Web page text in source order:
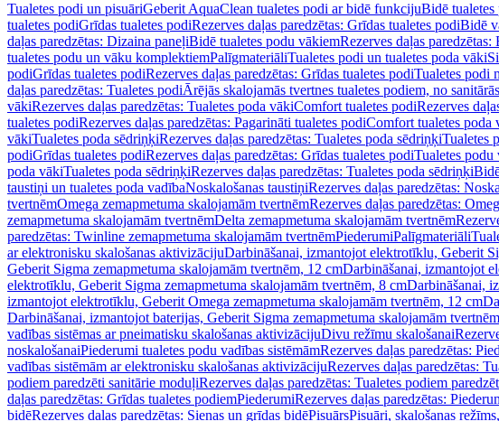
Tualetes podi un pisuāriGeberit AquaClean tualetes podi ar bidē funkcijuBidē
tualetes podiGrīdas tualetes podiRezerves daļas paredzētas: Grīdas tualetes podiBidē
daļas paredzētas: Dizaina paneļiBidē tualetes podu vākiemRezerves daļas
tualetes podu un vāku komplektiemPalīgmateriāliTualetes podi un tualetes poda vāki
podiGrīdas tualetes podiRezerves daļas paredzētas: Grīdas tualetes podiTualetes podi
daļas paredzētas: Tualetes podiĀrējās skalojamās tvertnes tualetes podiem, no
vākiRezerves daļas paredzētas: Tualetes poda vākiComfort tualetes podiRezerves
tualetes podiRezerves daļas paredzētas: Pagarināti tualetes podiComfort tualetes poda
vākiTualetes poda sēdriņķiRezerves daļas paredzētas: Tualetes poda sēdriņķiTualetes
podiGrīdas tualetes podiRezerves daļas paredzētas: Grīdas tualetes podiTualetes
poda vākiTualetes poda sēdriņķiRezerves daļas paredzētas: Tualetes poda sēdriņķi
taustiņi un tualetes poda vadībaNoskalošanas taustiņiRezerves daļas paredzētas:
tvertnēmOmega zemapmetuma skalojamām tvertnēmRezerves daļas paredzētas:
zemapmetuma skalojamām tvertnēmDelta zemapmetuma skalojamām tvertnēm
paredzētas: Twinline zemapmetuma skalojamām tvertnēmPiederumiPalīgmateriāli
ar elektronisku skalošanas aktivizācijuDarbināšanai, izmantojot elektrotīklu, Geberit
Geberit Sigma zemapmetuma skalojamām tvertnēm, 12 cmDarbināšanai, izmantojot
elektrotīklu, Geberit Sigma zemapmetuma skalojamām tvertnēm, 8 cmDarbināšanai,
izmantojot elektrotīklu, Geberit Omega zemapmetuma skalojamām tvertnēm, 12 cm
Darbināšanai, izmantojot baterijas, Geberit Sigma zemapmetuma skalojamām
vadības sistēmas ar pneimatisku skalošanas aktivizācijuDivu režīmu skalošanai
noskalošanaiPiederumi tualetes podu vadības sistēmāmRezerves daļas paredzētas:
vadības sistēmām ar elektronisku skalošanas aktivizācijuRezerves daļas paredzētas:
podiem paredzēti sanitārie moduļiRezerves daļas paredzētas: Tualetes podiem
daļas paredzētas: Grīdas tualetes podiemPiederumiRezerves daļas paredzētas:
bidēRezerves daļas paredzētas: Sienas un grīdas bidēPisuārsPisuāri, skalošanas